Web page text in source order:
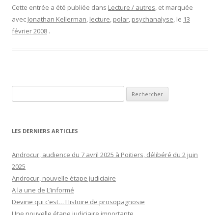
Cette entrée a été publiée dans Lecture / autres, et marquée
avec Jonathan Kellerman, lecture, polar, psychanalyse, le 13
février 2008 .
LES DERNIERS ARTICLES
Androcur, audience du 7 avril 2025 à Poitiers, délibéré du 2 juin
2025
Androcur, nouvelle étape judiciaire
A la une de L’informé
Devine qui c’est… Histoire de prosopagnosie